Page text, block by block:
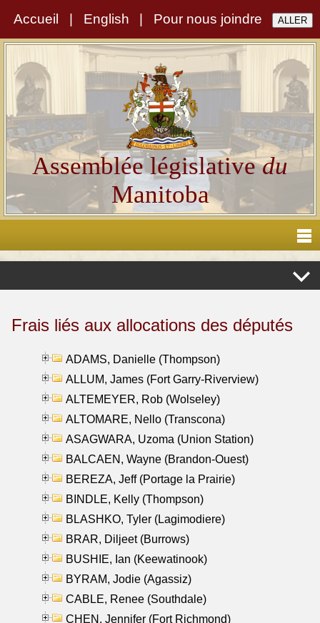
Accueil English Pour nous joindre
Assemblée législativedu
Manitoba
Frais liés aux allocations des députés
ADAMS, Danielle (Thompson)
ALLUM, James (Fort Garry-Riverview)
ALTEMEYER, Rob (Wolseley)
ALTOMARE, Nello (Transcona)
ASAGWARA, Uzoma (Union Station)
BALCAEN, Wayne (Brandon-Ouest)
BEREZA, Jeff (Portage la Prairie)
BINDLE, Kelly (Thompson)
BLASHKO, Tyler (Lagimodiere)
BRAR, Diljeet (Burrows)
BUSHIE, Ian (Keewatinook)
BYRAM, Jodie (Agassiz)
CABLE, Renee (Southdale)
CHEN, Jennifer (Fort Richmond)